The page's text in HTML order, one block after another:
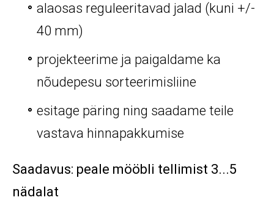
alaosas reguleeritavad jalad (kuni +/-
40 mm)
projekteerime ja paigaldame ka
nõudepesu sorteerimisliine
esitage päring ning saadame teile
vastava hinnapakkumise
Saadavus: peale mööbli tellimist 3...5
nädalat